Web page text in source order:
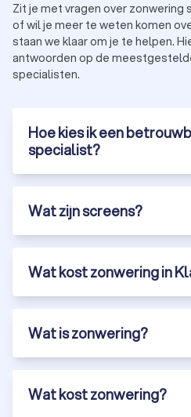
Zit je met vragen over zonwering
of wil je meer te weten komen
staan we klaar om je te helpen.
antwoorden op de
specialisten.
Hoe kies ik een
specialist?
Wat zijn screens?
Wat kost zonwering in
Wat is zonwering?
Wat kost zonwering?